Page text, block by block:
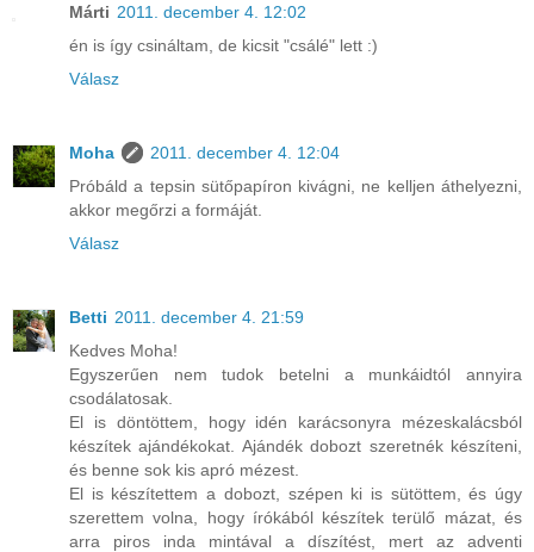
Márti 2011. december 4. 12:02
én is így csináltam, de kicsit "csálé" lett :)
Válasz
Moha
2011. december 4. 12:04
Próbáld a tepsin sütőpapíron kivágni, ne kelljen áthelyezni,
akkor megőrzi a formáját.
Válasz
Betti 2011. december 4. 21:59
Kedves Moha!
Egyszerűen nem tudok betelni a munkáidtól annyira
csodálatosak.
El is döntöttem, hogy idén karácsonyra mézeskalácsból
készítek ajándékokat. Ajándék dobozt szeretnék készíteni,
és benne sok kis apró mézest.
El is készítettem a dobozt, szépen ki is sütöttem, és úgy
szerettem volna, hogy írókából készítek terülő mázat, és
arra piros inda mintával a díszítést, mert az adventi